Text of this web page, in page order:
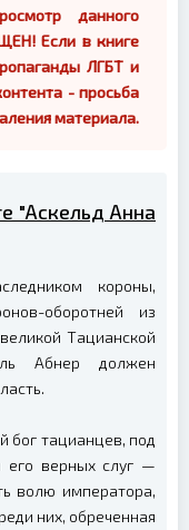
данного
Если в книге
ЛГБТ и
- просьба
материала.
"Аскельд Анна
короны,
оборотней из
Тацианской
Абнер должен
бог тацианцев, под
его верных слуг —
волю императора,
них, обреченная